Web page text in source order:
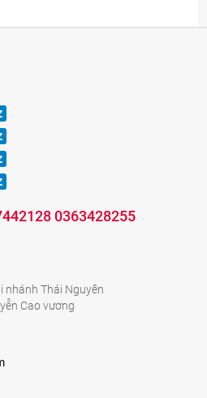
0363428255
nhánh Thái Nguyên
Cao vương